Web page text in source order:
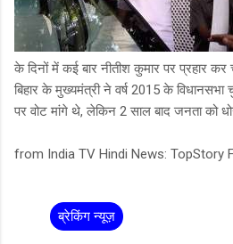
के दिनों में कई बार नीतीश कुमार पर प्रहार
बिहार के मुख्यमंत्री ने वर्ष 2015 के विधानसभा
पर वोट मांगे थे, लेकिन 2 साल बाद जनता को
from India TV Hindi News: TopStory
ब्रेकिंग न्यूज़